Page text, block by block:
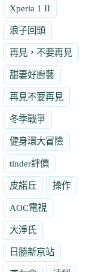
Xperia 1 II
浪子回頭
再見，不要再見
甜妻好廚藝
再見不要再見
冬季戰爭
健身環大冒險
tinder評價
皮諾丘 操作
AOC電視
大淨氏
日勝新京站